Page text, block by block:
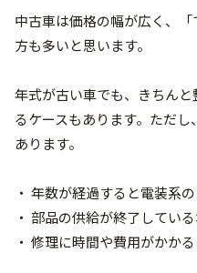
中古車は価格の幅が広く、
方も多いと思います。
年式が古い車でも、きちん
るケースもあります。ただ
あります。
・ 年数が経過すると電装系
・ 部品の供給が終了してい
・ 修理に時間や費用がかか